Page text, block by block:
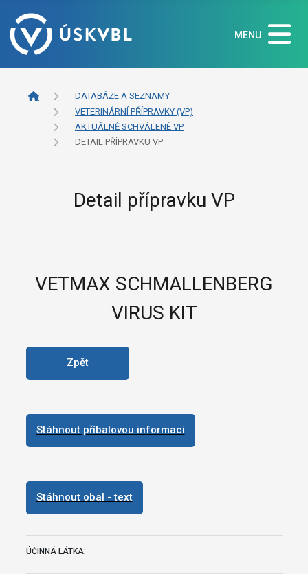
MENU
DATABÁZE A SEZNAMY
VETERINÁRNÍ PŘÍPRAVKY (VP)
AKTUÁLNĚ SCHVÁLENÉ VP
DETAIL PŘÍPRAVKU VP
Detail přípravku VP
VETMAX SCHMALLENBERG
VIRUS KIT
Zpět
Stáhnout příbalovou informaci
Stáhnout obal - text
ÚČINNÁ LÁTKA: